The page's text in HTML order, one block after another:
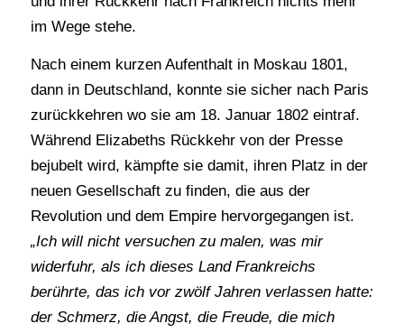
im Wege stehe.
Nach einem kurzen Aufenthalt in Moskau 1801,
dann in Deutschland, konnte sie sicher nach Paris
zurückkehren wo sie am 18. Januar 1802 eintraf.
Während Elizabeths Rückkehr von der Presse
bejubelt wird, kämpfte sie damit, ihren Platz in der
neuen Gesellschaft zu finden, die aus der
Revolution und dem Empire hervorgegangen ist.
„Ich will nicht versuchen zu malen, was mir
widerfuhr, als ich dieses Land Frankreichs
berührte, das ich vor zwölf Jahren verlassen hatte:
der Schmerz, die Angst, die Freude, die mich